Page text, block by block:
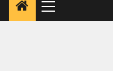
Menu
principal